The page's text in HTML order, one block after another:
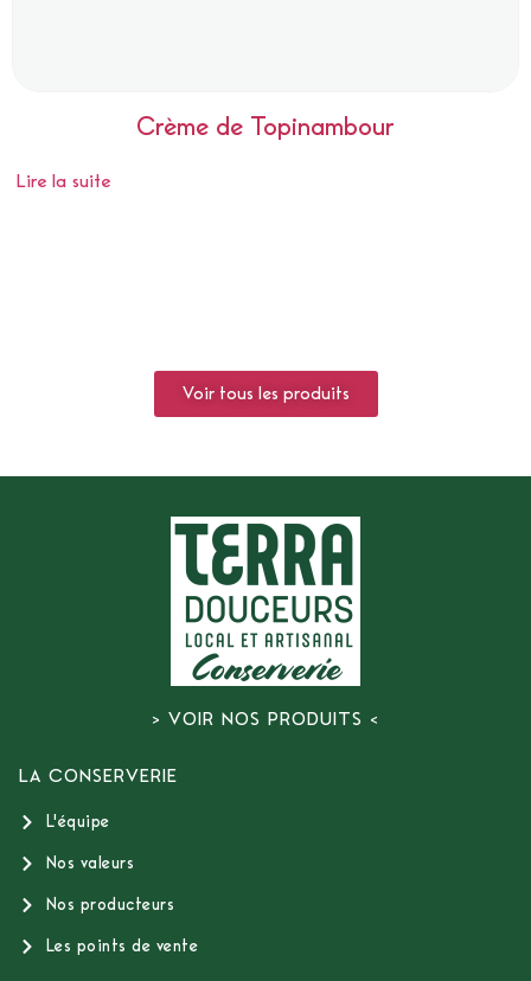
Crème de Topinambour
Lire la suite
Voir tous les produits
> VOIR NOS PRODUITS <
LA CONSERVERIE
L'équipe
Nos valeurs
Nos producteurs
Les points de vente